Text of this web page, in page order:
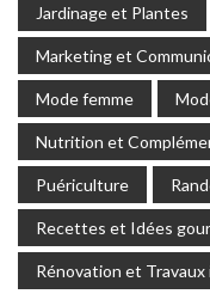
Jardinage et Plantes
Marketing et
Mode femme
Nutrition et
Puériculture
Recettes et Idées
Rénovation et